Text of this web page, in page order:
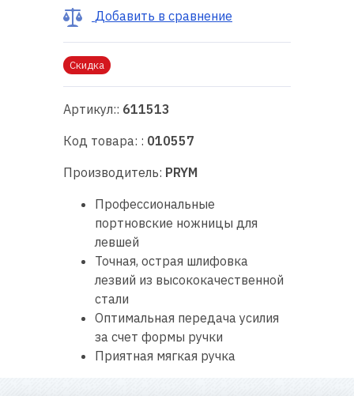
нас
Добавить в сравнение
Скидка
Артикул:: 611513
Код товара: : 010557
Производитель: PRYM
Профессиональные
портновские ножницы для
левшей
Точная, острая шлифовка
лезвий из высококачественной
стали
Оптимальная передача усилия
за счет формы ручки
Приятная мягкая ручка